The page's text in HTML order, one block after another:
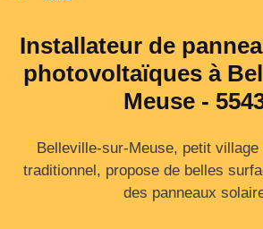
Installateur de
photovoltaïques à
Meuse -
Belleville-sur-Meuse, petit village
traditionnel, propose de belles
des panneaux